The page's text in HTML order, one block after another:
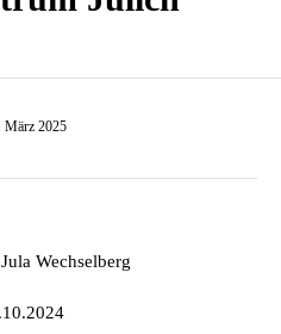
März 2025
Wechselberg